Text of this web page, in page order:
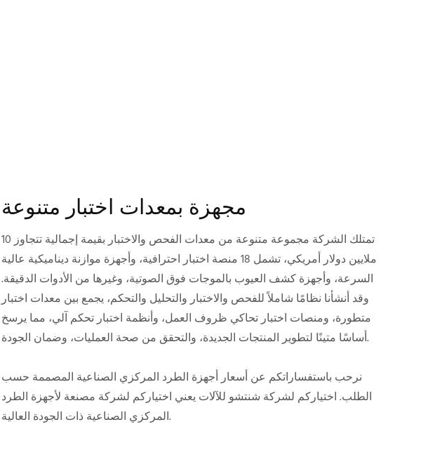
مجهزة بمعدات اختبار متنوعة
تمتلك الشركة مجموعة متنوعة من معدات الفحص والاختبار بقيمة إجمالية تتجاوز 10
ملايين دولار أمريكي، تشمل 18 منصة اختبار احترافية، وأجهزة موازنة ديناميكية عالية
السرعة، وأجهزة كشف العيوب بالموجات فوق الصوتية، وغيرها من الأدوات الدقيقة.
وقد أنشأنا نظامًا شاملاً للفحص والاختبار والتحليل والتحكم، يجمع بين معدات اختبار
متطورة، ومنصات اختبار تحاكي ظروف العمل، وأنظمة اختبار تحكم آلي، مما يرسخ
أساسًا متينًا لتطوير المنتجات الجديدة، والتحقق من صحة العمليات، وضمان الجودة.
نرحب باستفساراتكم عن أسعار أجهزة الطرد المركزي الصناعية المصممة حسب
الطلب. اختياركم لشركة شنتشو للآلات يعني اختياركم لشركة مصنعة لأجهزة الطرد
المركزي الصناعية ذات الجودة العالية.